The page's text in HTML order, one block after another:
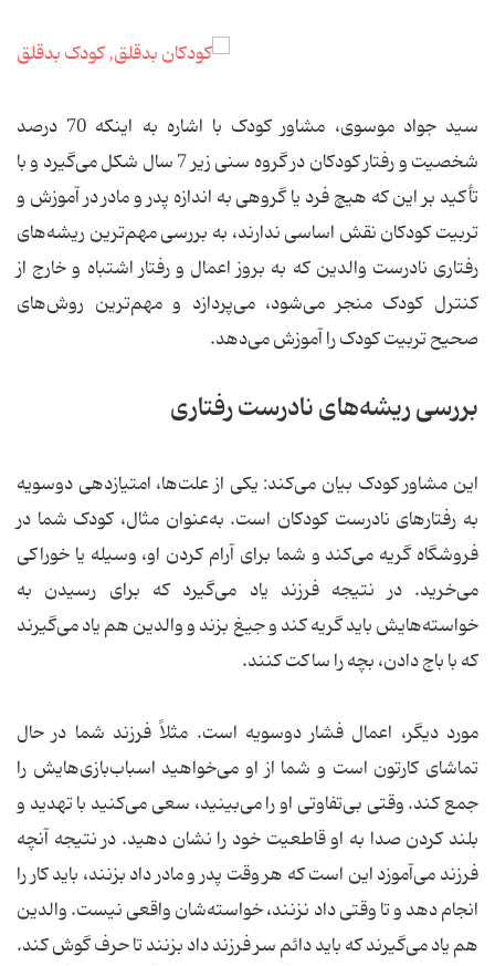
سید جواد موسوی، مشاور کودک با اشاره به اینکه 70 درصد
شخصیت و رفتار کودکان در گروه سنی زیر 7 سال شکل می‌گیرد و با
تأکید بر این که هیچ فرد یا گروهی به اندازه پدر و مادر در آموزش و
تربیت کودکان نقش اساسی ندارند، به بررسی مهم‌ترین ریشه‌های
رفتاری نادرست والدین که به بروز اعمال و رفتار اشتباه و خارج از
کنترل کودک منجر می‌شود، می‌پردازد و مهم‌ترین روش‌های
صحیح تربیت کودک را آموزش می‌دهد.
بررسی ریشه‌های نادرست رفتاری
این مشاور کودک بیان می‌کند: یکی از علت‌ها، امتیازدهی دوسویه
به رفتارهای نادرست کودکان است. به‌عنوان مثال، کودک شما در
فروشگاه گریه می‌کند و شما برای آرام کردن او، وسیله یا خوراکی
می‌خرید. در نتیجه فرزند یاد می‌گیرد که برای رسیدن به
خواسته‌هایش باید گریه کند و جیغ بزند و والدین هم یاد می‌گیرند
که با باج دادن، بچه را ساکت کنند.
مورد دیگر، اعمال فشار دوسویه است. مثلاً فرزند شما در حال
تماشای کارتون است و شما از او می‌خواهید اسباب‌بازی‌هایش را
جمع کند. وقتی بی‌تفاوتی او را می‌بینید، سعی می‌کنید با تهدید و
بلند کردن صدا به او قاطعیت خود را نشان دهید. در نتیجه آنچه
فرزند می‌آموزد این است که هر وقت پدر و مادر داد بزنند، باید کار را
انجام دهد و تا وقتی داد نزنند، خواسته‌شان واقعی نیست. والدین
هم یاد می‌گیرند که باید دائم سر فرزند داد بزنند تا حرف گوش کند.